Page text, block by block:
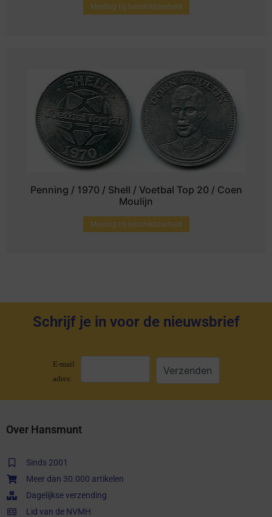
Melding bij beschikbaarheid
Penning / 1970 / Shell / Voetbal Top 20 / Coen
Moulijn
Melding bij beschikbaarheid
Schrijf je in voor de nieuwsbrief
E-mail
adres:
Over Hansmunt
Sinds 2001
Meer dan 30.000 artikelen
Dagelijkse verzending
Lid van de NVMH